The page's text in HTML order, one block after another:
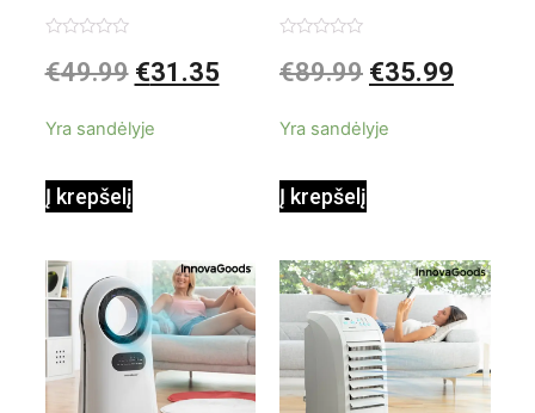
garintuvas su
0,35 L 3 Bar
1000W
0
iš
€49.99 €31.35
Yra sandėlyje
Į krepšelį
elektrinis
Shiatsu
0
iš
€89.99 €35.99
Yra sandėlyje
Į krepšelį